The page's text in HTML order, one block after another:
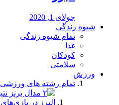
جولای 1, 2020
شیوه زندگی
تمام شیوه زندگی
غذا
کودکان
سلامتی
ورزش
تمام رشته های ورزشی